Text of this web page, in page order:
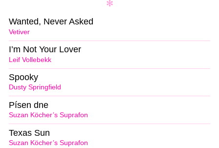
Vetiver
Wanted, Never Asked
Leif Vollebekk
I’m Not Your Lover
Dusty Springfield
Spooky
Suzan Köcher’s Suprafon
Písen dne
Suzan Köcher’s Suprafon
Texas Sun